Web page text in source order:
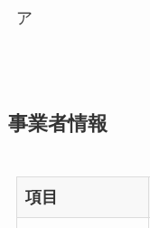
ア
事業者情報
項目